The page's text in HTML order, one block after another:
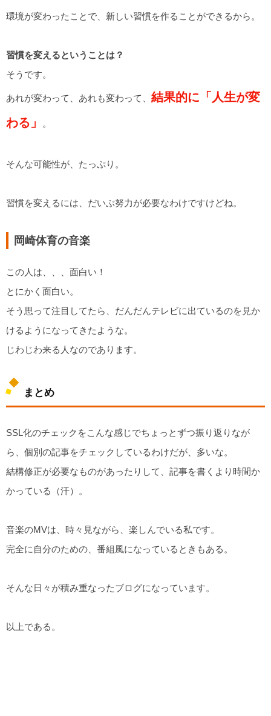
環境が変わったことで、新しい習慣を作ることができるから。
習慣を変えるということは？
そうです。
あれが変わって、あれも変わって、 結果的に「人生が変
わる」
。
そんな可能性が、たっぷり。
習慣を変えるには、だいぶ努力が必要なわけですけどね。
岡崎体育の音楽
この人は、、、面白い！
とにかく面白い。
そう思って注目してたら、だんだんテレビに出ているのを見か
けるようになってきたような。
じわじわ来る人なのであります。
まとめ
SSL化のチェックをこんな感じでちょっとずつ振り返りなが
ら、個別の記事をチェックしているわけだが、多いな。
結構修正が必要なものがあったりして、記事を書くより時間か
かっている（汗）。
音楽のMVは、時々見ながら、楽しんでいる私です。
完全に自分のための、番組風になっているときもある。
そんな日々が積み重なったブログになっています。
以上である。